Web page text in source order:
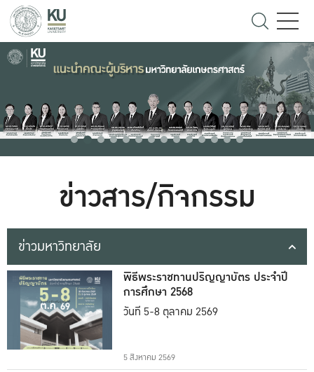
ข่าวสาร/กิจกรรม
ข่าวมหาวิทยาลัย
พิธีพระราชทานปริญญาบัตร ประจำปี
การศึกษา 2568
วันที่ 5-8 ตุลาคม 2569
5 สิงหาคม 2569